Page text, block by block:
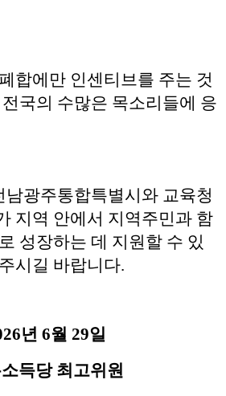
합에만 인센티브를 주는 것
국의 수많은 목소리들에 응
남광주통합특별시와 교육청
지역 안에서 지역주민과 함
성장하는 데 지원할 수 있
시길 바랍니다.
년 6월 29일
득당 최고위원